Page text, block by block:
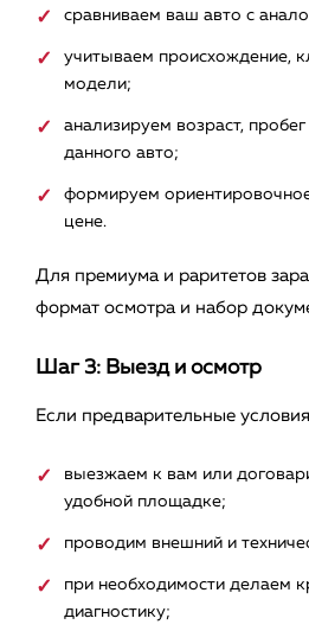
сравниваем ваш авто с
учитываем происхождение,
модели;
анализируем возраст,
данного авто;
формируем
цене.
Для премиума и раритетов
формат осмотра и набор
Шаг 3: Выезд и осмотр
Если предварительные
выезжаем к вам или
удобной площадке;
проводим внешний и
при необходимости делаем
диагностику;